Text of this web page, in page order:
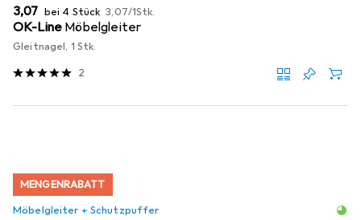
EUR
3,07 bei 4 Stück EUR
3,07/1Stk.
OK-Line Möbelgleiter
Gleitnagel, 1 Stk.
2
MENGENRABATT
Möbelgleiter + Schutzpuffer